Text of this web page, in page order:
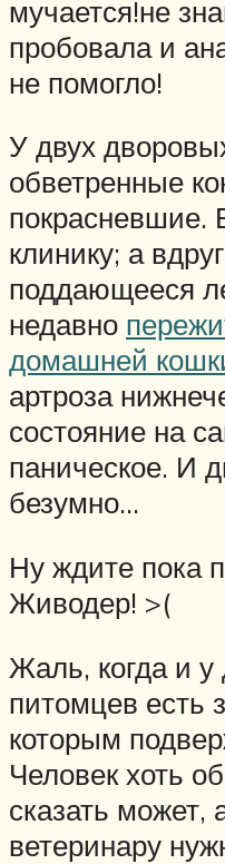
мучается!не
пробовала и
не помогло!
У двух
обветренные
покрасневшие.
клинику; а
поддающееся
недавно
домашней
артроза
состояние на
паническое. И
безумно…
Ну ждите пока
Живодер! >(
Жаль, когда и
питомцев есть
которым
Человек хоть
сказать может,
ветеринару